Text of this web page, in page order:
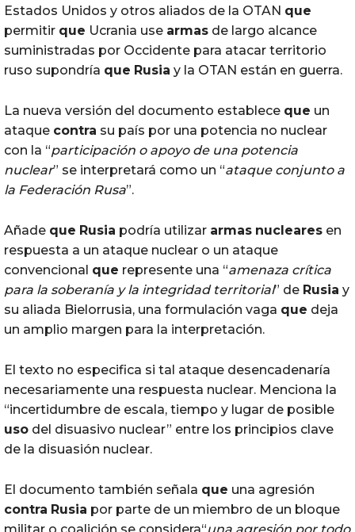
Estados Unidos y otros aliados de la OTAN que
permitir que Ucrania use armas de largo alcance
suministradas por Occidente para atacar territorio
ruso supondría que Rusia y la OTAN están en guerra.
La nueva versión del documento establece que un
ataque contra su país por una potencia no nuclear
con la “participación o apoyo de una potencia
nuclear” se interpretará como un “ataque conjunto a
la Federación Rusa”.
Añade que Rusia podría utilizar armas nucleares en
respuesta a un ataque nuclear o un ataque
convencional que represente una “amenaza crítica
para la soberanía y la integridad territorial” de Rusia y
su aliada Bielorrusia, una formulación vaga que deja
un amplio margen para la interpretación.
El texto no especifica si tal ataque desencadenaría
necesariamente una respuesta nuclear. Menciona la
“incertidumbre de escala, tiempo y lugar de posible
uso del disuasivo nuclear” entre los principios clave
de la disuasión nuclear.
El documento también señala que una agresión
contra Rusia por parte de un miembro de un bloque